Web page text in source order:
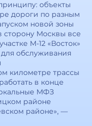
объекты
дороги по разным
новой зоны
сторону Москвы все
М-12 «Восток»
обслуживания
километре трассы
в конце
МФЗ
районе
районе», —